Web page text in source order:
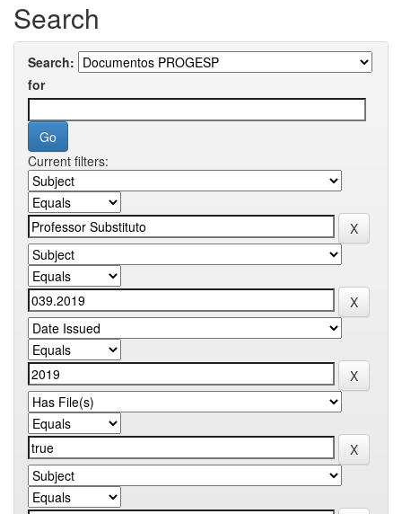
Search
Search:
for
Current filters: